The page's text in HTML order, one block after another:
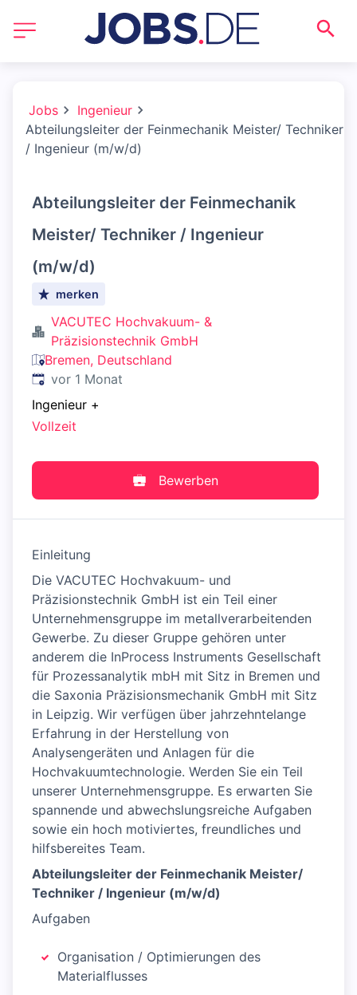
Jobs
Ingenieur
Abteilungsleiter der Feinmechanik Meister/ Techniker
/ Ingenieur (m/w/d)
Abteilungsleiter der Feinmechanik
Meister/ Techniker / Ingenieur
(m/w/d)
merken
VACUTEC Hochvakuum- &
Präzisionstechnik GmbH
Bremen, Deutschland
Veröffentlicht:
vor 1 Monat
Ingenieur +
Vollzeit
Bewerben
Einleitung
Die VACUTEC Hochvakuum- und
Präzisionstechnik GmbH ist ein Teil einer
Unternehmensgruppe im metallverarbeitenden
Gewerbe. Zu dieser Gruppe gehören unter
anderem die InProcess Instruments Gesellschaft
für Prozessanalytik mbH mit Sitz in Bremen und
die Saxonia Präzisionsmechanik GmbH mit Sitz
in Leipzig. Wir verfügen über jahrzehntelange
Erfahrung in der Herstellung von
Analysengeräten und Anlagen für die
Hochvakuumtechnologie. Werden Sie ein Teil
unserer Unternehmensgruppe. Es erwarten Sie
spannende und abwechslungsreiche Aufgaben
sowie ein hoch motiviertes, freundliches und
hilfsbereites Team.
Abteilungsleiter der Feinmechanik Meister/
Techniker / Ingenieur (m/w/d)
Aufgaben
Organisation / Optimierungen des
Materialflusses